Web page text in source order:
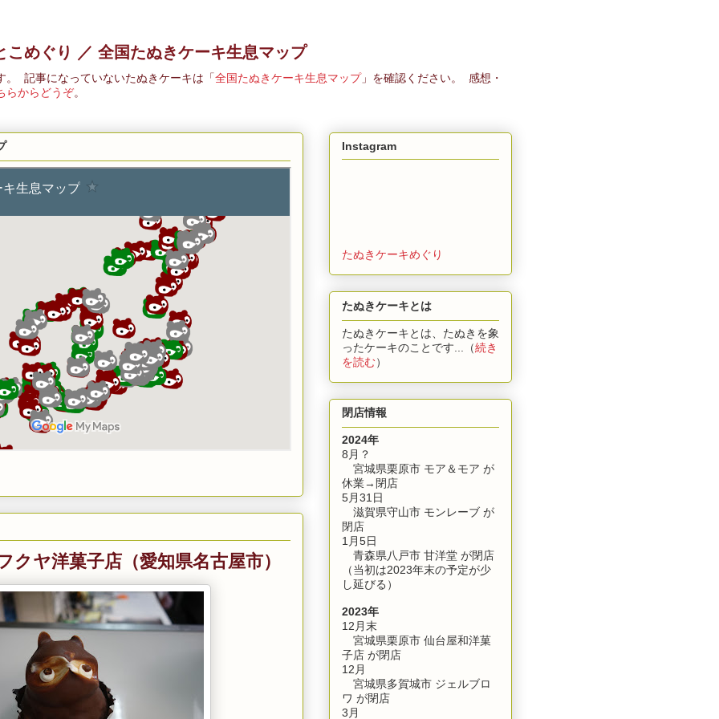
こめぐり ／ 全国たぬきケーキ生息マップ
。 記事になっていないたぬきケーキは「 全国たぬきケーキ生息マップ 」を確認ください。 感想・
らからどうぞ。
クヤ洋菓子店（愛知県名古屋市）
Instagram
たぬきケーキめぐり
たぬきケーキとは
たぬきケーキとは、たぬきを象
ったケーキのことです...（続き
を読む）
閉店情報
2024年
8月？
宮城県栗原市 モア＆モア が
休業→閉店
5月31日
滋賀県守山市 モンレーブ が
閉店
1月5日
青森県八戸市 甘洋堂 が閉店
（当初は2023年末の予定が少
し延びる）
2023年
12月末
宮城県栗原市 仙台屋和洋菓
子店 が閉店
12月
宮城県多賀城市 ジェルブロ
ワ が閉店
3月